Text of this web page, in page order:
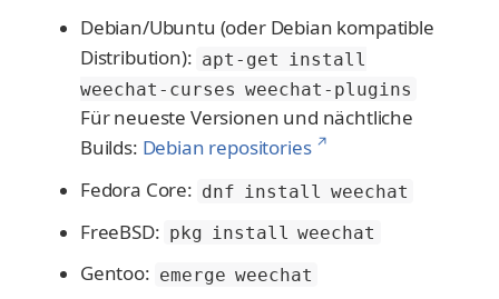
Debian/Ubuntu (oder Debian kompatible
Distribution): apt-get install
weechat-curses weechat-plugins
Für neueste Versionen und nächtliche
Builds: Debian repositories ↗
Fedora Core: dnf install weechat
FreeBSD: pkg install weechat
Gentoo: emerge weechat